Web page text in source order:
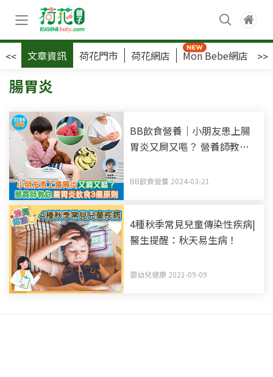
<< 文章資訊 荷花門市 荷花網店 Mon Bebe網店 >>
腸胃炎
BB飲食營養｜小朋友患上腸
胃炎又屙又嘔？ 營養師教你
BB飲食營養 2024-03-21
4種秋季常見兒童傳染性疾病|
醫生提醒：秋天易生病！
嬰幼兒健康 2021-09-09